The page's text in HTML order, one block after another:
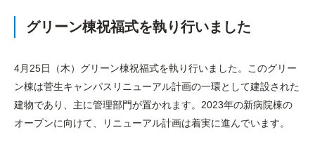
グリーン棟祝福式を執り行いました
4月25日（木）グリーン棟祝福式を執り行いました。このグリー
ン棟は菅生キャンパスリニューアル計画の一環として建設された
建物であり、主に管理部門が置かれます。2023年の新病院棟の
オープンに向けて、リニューアル計画は着実に進んでいます。